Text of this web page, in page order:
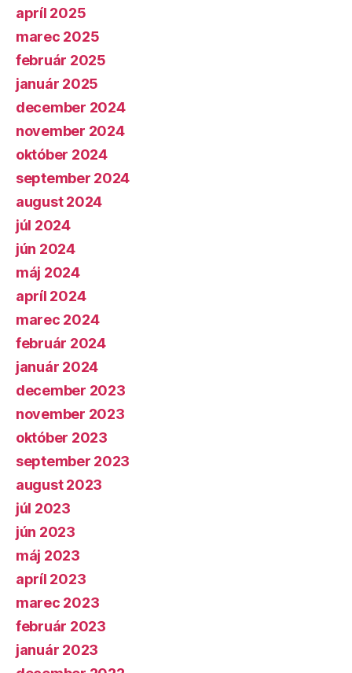
apríl 2025
marec 2025
február 2025
január 2025
december 2024
november 2024
október 2024
september 2024
august 2024
júl 2024
jún 2024
máj 2024
apríl 2024
marec 2024
február 2024
január 2024
december 2023
november 2023
október 2023
september 2023
august 2023
júl 2023
jún 2023
máj 2023
apríl 2023
marec 2023
február 2023
január 2023